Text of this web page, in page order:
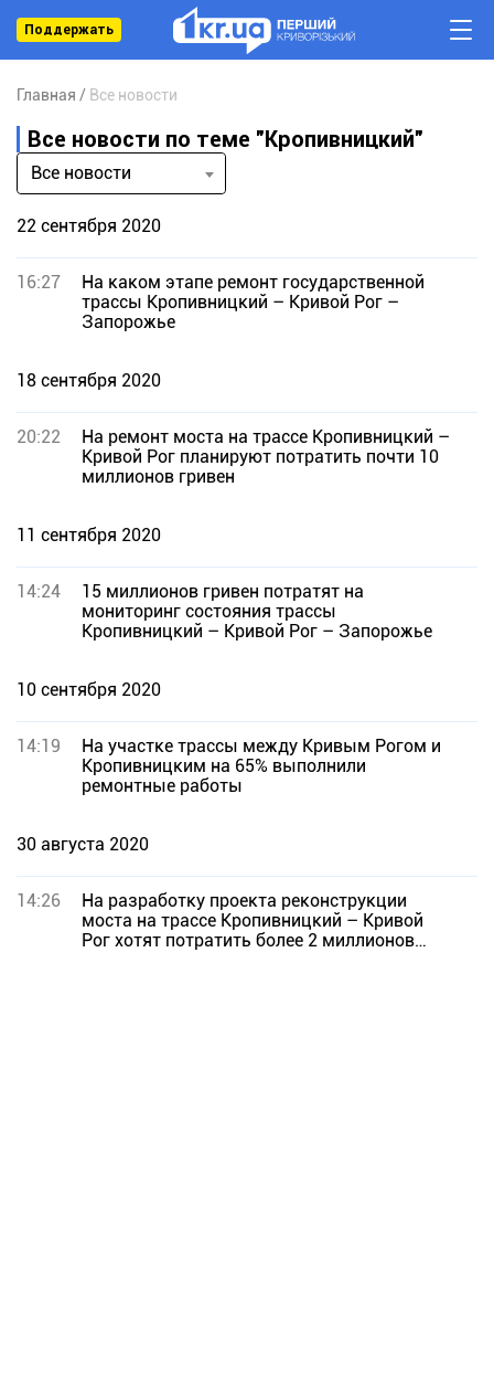
Поддержать
Главная Все новости
Все новости по теме "Кропивницкий"
Все новости
22 сентября 2020
16:27
На каком этапе ремонт государственной
трассы Кропивницкий – Кривой Рог –
Запорожье
18 сентября 2020
20:22
На ремонт моста на трассе Кропивницкий –
Кривой Рог планируют потратить почти 10
миллионов гривен
11 сентября 2020
14:24
15 миллионов гривен потратят на
мониторинг состояния трассы
Кропивницкий – Кривой Рог – Запорожье
10 сентября 2020
14:19
На участке трассы между Кривым Рогом и
Кропивницким на 65% выполнили
ремонтные работы
30 августа 2020
14:26
На разработку проекта реконструкции
моста на трассе Кропивницкий – Кривой
Рог хотят потратить более 2 миллионов